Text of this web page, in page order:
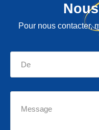
Pour nous contacter,